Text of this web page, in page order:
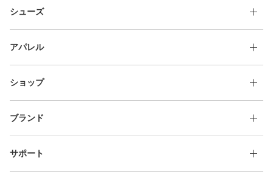
シューズ
アパレル
ショップ
ブランド
サポート